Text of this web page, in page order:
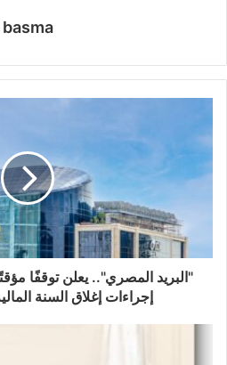
basma
"البريد المصري".. يعلن توقفًا
إجراءات إغلاق السنة المالية "٢٠٢٤ -